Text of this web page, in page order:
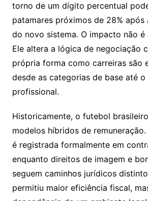
torno de um dígito percentual
patamares próximos de 28% após
do novo sistema. O impacto não é
Ele altera a lógica de negociação
própria forma como carreiras são
desde as categorias de base até o
profissional.
Historicamente, o futebol
modelos híbridos de
é registrada formalmente em
enquanto direitos de imagem e
seguem caminhos jurídicos
permitiu maior eficiência fiscal,